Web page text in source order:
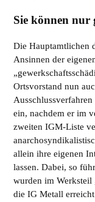
Sie können nur
Die Hauptamtlichen
Ansinnen der
Ortsvorstand nun
ein, nachdem er im
zweiten IGM-Liste
allein ihre eigenen
lassen. Dabei, so
wurden im Werksteil
die IG Metall